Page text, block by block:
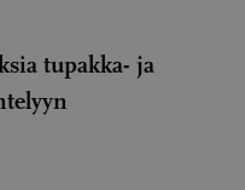
tupakka- ja